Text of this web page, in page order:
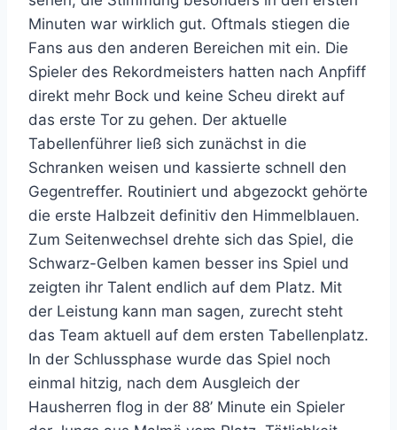
Minuten war wirklich gut. Oftmals stiegen die
Fans aus den anderen Bereichen mit ein. Die
Spieler des Rekordmeisters hatten nach Anpfiff
direkt mehr Bock und keine Scheu direkt auf
das erste Tor zu gehen. Der aktuelle
Tabellenführer ließ sich zunächst in die
Schranken weisen und kassierte schnell den
Gegentreffer. Routiniert und abgezockt gehörte
die erste Halbzeit definitiv den Himmelblauen.
Zum Seitenwechsel drehte sich das Spiel, die
Schwarz-Gelben kamen besser ins Spiel und
zeigten ihr Talent endlich auf dem Platz. Mit
der Leistung kann man sagen, zurecht steht
das Team aktuell auf dem ersten Tabellenplatz.
In der Schlussphase wurde das Spiel noch
einmal hitzig, nach dem Ausgleich der
Hausherren flog in der 88’ Minute ein Spieler